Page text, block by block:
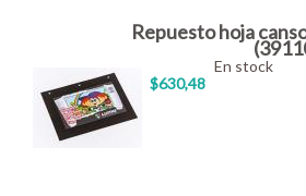
Repuesto hoja
$630,48
En stock